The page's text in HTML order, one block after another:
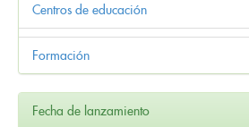
Centros de educación
Formación
Fecha de lanzamiento